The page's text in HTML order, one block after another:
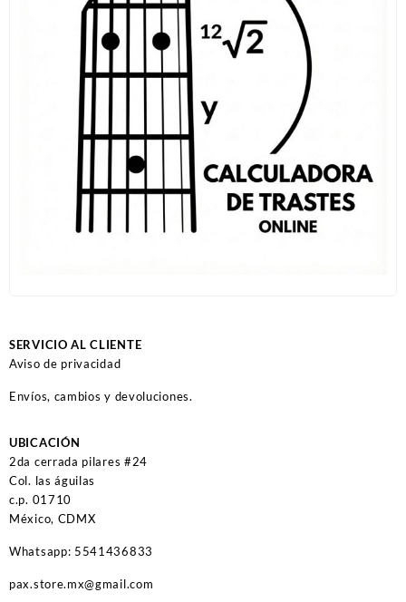
SERVICIO AL CLIENTE
Aviso de privacidad
Envíos, cambios y devoluciones.
UBICACIÓN
2da cerrada pilares #24
Col. las águilas
c.p. 01710
México, CDMX
Whatsapp: 5541436833
pax.store.mx@gmail.com